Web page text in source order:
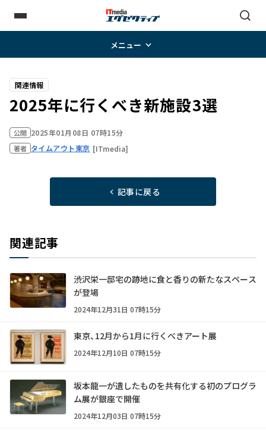
メニュー
関連情報
2025年に行くべき新施設3選
公開 2025年01月08日 07時15分
著者 タイムアウト東京 [ITmedia]
記事に戻る
関連記事
渋沢栄一邸宅の跡地に食と香りの新たなスペース
が登場
2024年12月31日 07時15分
東京、12月から1月に行くべきアート展
2024年12月10日 07時15分
坂本龍一が遺したものを共有化する初のプログラ
ム展が銀座で開催
2024年12月03日 07時15分